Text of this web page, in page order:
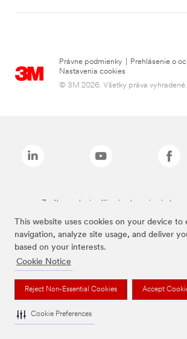
This website uses cookies on your device to
navigation, analyze site usage, and deliver
based on your interests.
Cookie Notice
Reject Non-Essential Cookies Accept
Cookie Preferences
Právne podmienky Prehlásenie o
Nastavenia cookies
© 3M 2026. Všetky práva vyhradené.
Značky uvedené vyššie sú ochranné známky